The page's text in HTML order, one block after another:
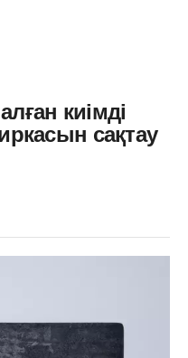
киімді
сақтау